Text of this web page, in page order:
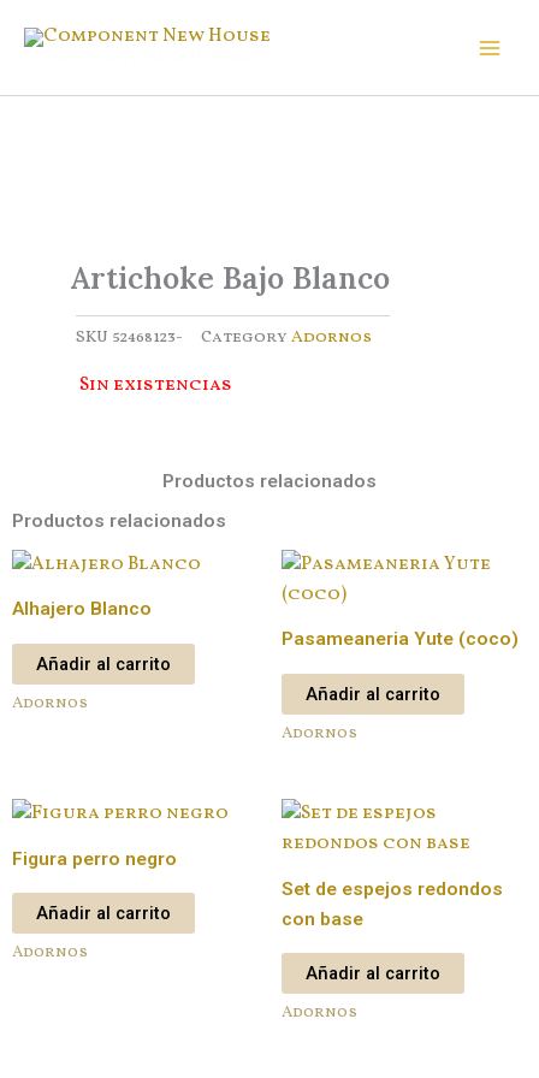
Artichoke Bajo Blanco
SKU 52468123- Category Adornos
Sin existencias
Productos relacionados
Productos relacionados
Alhajero Blanco
Añadir al carrito
Adornos
Pasameaneria Yute (coco)
Añadir al carrito
Adornos
Figura perro negro
Añadir al carrito
Adornos
Set de espejos redondos
con base
Añadir al carrito
Adornos